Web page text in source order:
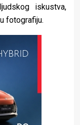
iskustva,
fotografiju.